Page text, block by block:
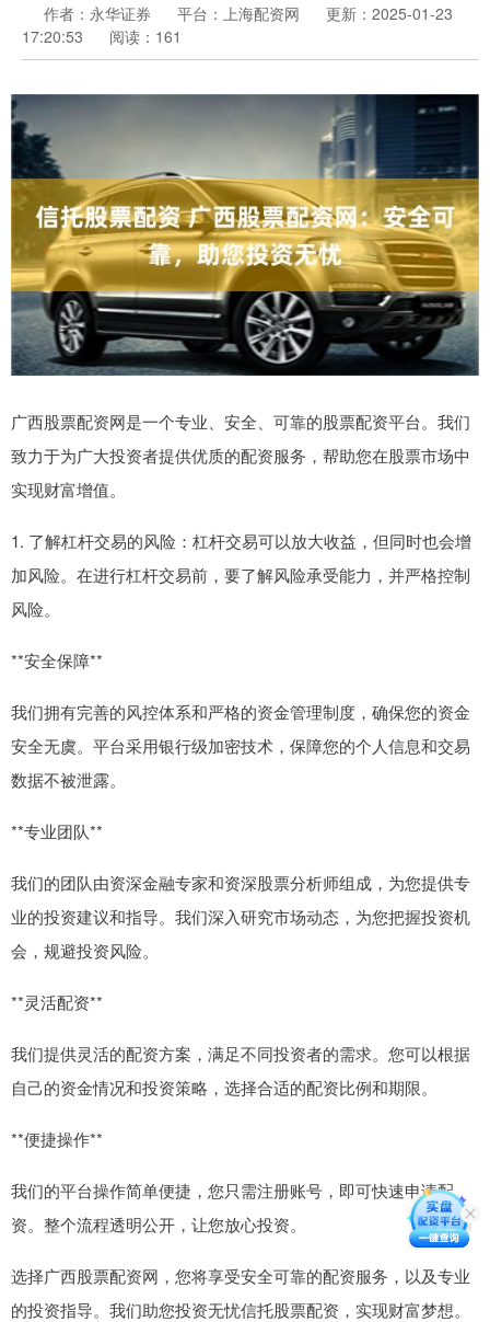
作者：永华证券 平台：上海配资网
更新：2025-01-23
17:20:53
阅读：161
广西股票配资网是一个专业、安全、可靠的股票配资平台。我们
致力于为广大投资者提供优质的配资服务，帮助您在股票市场中
实现财富增值。
1. 了解杠杆交易的风险：杠杆交易可以放大收益，但同时也会增
加风险。在进行杠杆交易前，要了解风险承受能力，并严格控制
风险。
**安全保障**
我们拥有完善的风控体系和严格的资金管理制度，确保您的资金
安全无虞。平台采用银行级加密技术，保障您的个人信息和交易
数据不被泄露。
**专业团队**
我们的团队由资深金融专家和资深股票分析师组成，为您提供专
业的投资建议和指导。我们深入研究市场动态，为您把握投资机
会，规避投资风险。
**灵活配资**
我们提供灵活的配资方案，满足不同投资者的需求。您可以根据
自己的资金情况和投资策略，选择合适的配资比例和期限。
**便捷操作**
我们的平台操作简单便捷，您只需注册账号，即可快速申请配
资。整个流程透明公开，让您放心投资。
选择广西股票配资网，您将享受安全可靠的配资服务，以及专业
的投资指导。我们助您投资无忧信托股票配资，实现财富梦想。